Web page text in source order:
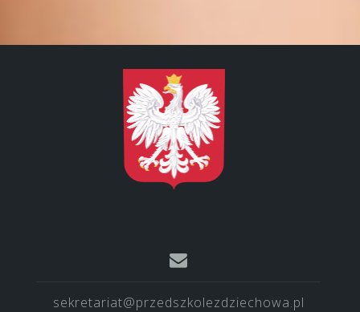
sekretariat@przedszkolezdziechowa.pl